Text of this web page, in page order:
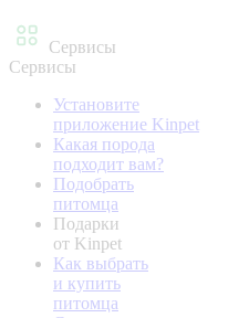
Сервисы
Сервисы
Установите
приложение Kinpet
Какая порода
подходит вам?
Подобрать
питомца
Подарки
от Kinpet
Как выбрать
и купить
питомца